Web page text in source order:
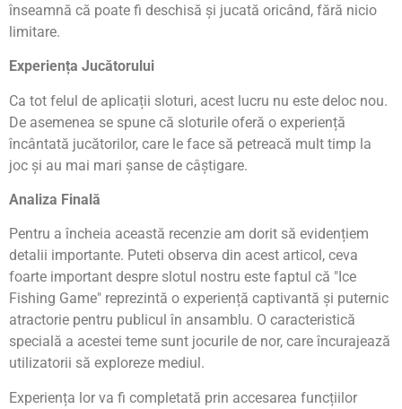
înseamnă că poate fi deschisă și jucată oricând, fără nicio
limitare.
Experiența Jucătorului
Ca tot felul de aplicații sloturi, acest lucru nu este deloc nou.
De asemenea se spune că sloturile oferă o experiență
încântată jucătorilor, care le face să petreacă mult timp la
joc și au mai mari șanse de câștigare.
Analiza Finală
Pentru a încheia această recenzie am dorit să evidențiem
detalii importante. Puteti observa din acest articol, ceva
foarte important despre slotul nostru este faptul că "Ice
Fishing Game" reprezintă o experiență captivantă și puternic
atractorie pentru publicul în ansamblu. O caracteristică
specială a acestei teme sunt jocurile de nor, care încurajează
utilizatorii să exploreze mediul.
Experiența lor va fi completată prin accesarea funcțiilor